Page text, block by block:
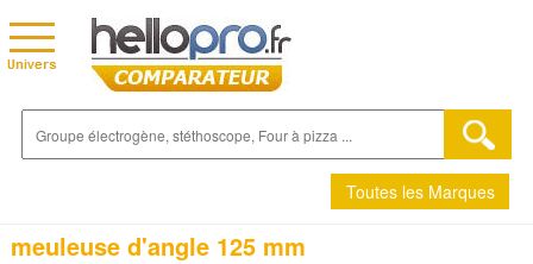
Toutes les Marques
meuleuse d'angle 125 mm